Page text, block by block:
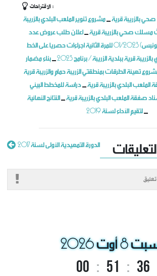
الاقتراحات :
بالزريبة قرية_مشروع تنوير الملعب البلدي بالزريبة
مسلك صحي بالزريبة قرية_اعلان طلب عروض عدد
01/2023 للمرة الثانية اجراءات حصريا على الخط (تونبس TUNEPS) مشروع
قرية ببلدية الزريبة / برنامج 2023
_بناء مضمار
تهيئة الطرقات بمنطقتي الزريبة حمام والزريبة قرية
البلدي بالزريبة قرية_دراسة للمخطط البيئي
صفقة الملعب البلدي بالزريبة قرية_النتائج النهائية
لتقيم الآداء لسنة 2019_
الدورة التمهيدية الأولى لسنة 2017
8 أوت 2026
00 : 51 : 36
جلسة الدورة العادية الرابعة لسنة 2017